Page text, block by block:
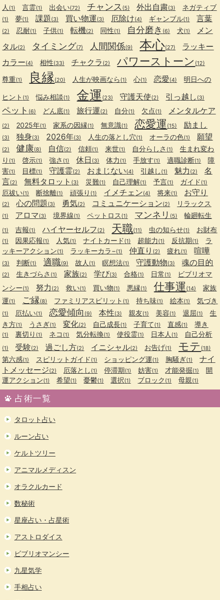
人 (1) 言霊(1) 出会い(72) チャンス (5) 外出自粛(3) ネガティブ
(1) 夢(1) 課題 (3) 買い物運(3) 厄除け(4) ギャンブル(1) 言葉
(2) 忍耐(1) 子供(1) 転機(2) 同性(1) 自分磨き (6) 犬(1)
メン
タル(2) タイミング(7) 人間関係(9) 本心(27)
ラッキー
カラー(4) 相性(33) チャクラ (2) パワーストーン (12)
尊重(1) 良縁(20) 人生が映画なら (1) 心(1) 恋愛(4) 明日への
ヒント (1) 悩み相談(1) 金運 (23) 守護天使(2) 引っ越し (3)
ペット (6) どん底(1) 旅行運(2) 自分(1) 欠点(1) メンタルケア
(2) 2025年(1) 家系の因縁(1) 無意識(1) 恋愛運 (15) 励まし
(3) 独身(3) 2026年(3) 人生の落とし穴(1) オーラの色(1) 願望
(2) 健康(8) 自信(2) 信頼(1) 来世(1) 自分らしさ (1)
生まれ変わ
り (1) 啓示(1) 強さ (1) 休日 (3) 体力 (1) 手放す(1) 適職診断(1)
障
害(1) 目標(1) 守護霊(2) おまじない(4) 引越し (1) 魅力 (2)
名
言(2) 無料タロット (3) 災難(1) 自己理解(1) 予言(1) ガイド (1)
厄祓い(1) 断捨離(1) 頑張り (1) イメチェン(4) 将来(1) お守り
(2) 心の問題 (3) 勇気(2) コミュニケーション(2) リラックス
(1) アロマ(3) 境界線(1) ペットロス (1) マンネリ (5) 輪廻転生
(1) 吉報(1) ハイヤーセルフ (2) 天職(11) 虫の知らせ(1) お財布
(1) 因果応報(1) 人気(1) ナイトカード (1) 超能力 (1) 反抗期(1)
ラ
ッキーアクション(1) ラッキーカラ−(1) 仲直り (2) 疲れ(1) 喧嘩
(3) 判断(1) 適職(9) 故人 (1) 瞑想法(1) 守護動物(3) 魂の目的
(2) 生きづらさ (1) 家族(2) 学び(3) 合格(1) 日常 (1)
ビブリオマ
ンシー(1) 努力 (2) 救い(1) 買い物(1) 悪縁(1) 仕事運 (14)
家族
運(1) ご縁(8) ファミリアスピリット (1) 持ち味(1) 絵本(1) 気づき
(1) 厄払い(1) 恋愛傾向 (9) 本性(3) 親友(1) 美容(1) 退屈(1)
生
き方(1) うさぎ(1) 変化(2) 自己成長(1) 子育て(1) 直感(1) 導き
(1) 裏切り (1) ネコ (1) 気分転換(1) 使役霊(1) 日本人 (1) 自己分析
(1) 受験(2) 過ごし方(2) イニシャル(2) お告げ(1) モテ (18)
第六感(1) スピリットガイド (1) ショッピング運(1) 胸騒ぎ(1)
ナイ
トメッセージ(2) 厄落とし (1) 停滞期(1) 妨害(1) 才能発掘(1)
開
運アクション(1) 希望(1) 憂鬱(1) 選択(1) ブロック (1) 母親(1)
占術一覧
タロット占い
ルーン占い
ケルトツリー
アニマルメディスン
オラクルカード
数秘術
星座占い・占星術
アストロダイス
ビブリオマンシー
九星気学
手相占い